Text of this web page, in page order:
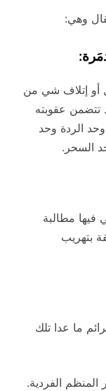
وهي:
أو إتلاف شي من
تتضمن عقوبته
الردة وحد
السحر.
فيها مطالبة
بتهريب
ما عدا تلك
الفردية.